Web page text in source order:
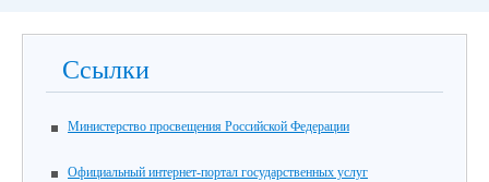
Ссылки
Министерство просвещения Российской Федерации
Официальный интернет-портал государственных услуг